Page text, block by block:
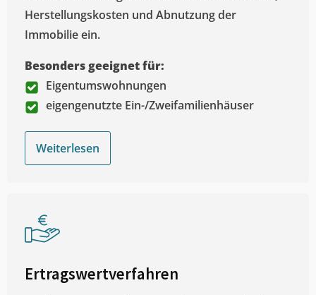
Herstellungskosten und Abnutzung der
Immobilie ein.
Besonders geeignet für:
Eigentumswohnungen
eigengenutzte Ein-/Zweifamilienhäuser
Weiterlesen
Ertragswertverfahren